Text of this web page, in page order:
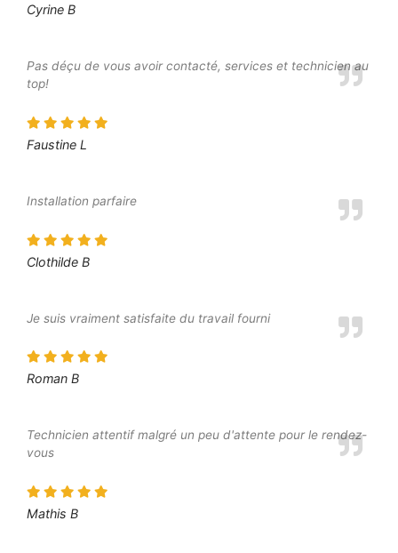
Cyrine B
Pas déçu de vous avoir contacté, services et technicien au
top!
Faustine L
Installation parfaire
Clothilde B
Je suis vraiment satisfaite du travail fourni
Roman B
Technicien attentif malgré un peu d'attente pour le rendez-
vous
Mathis B